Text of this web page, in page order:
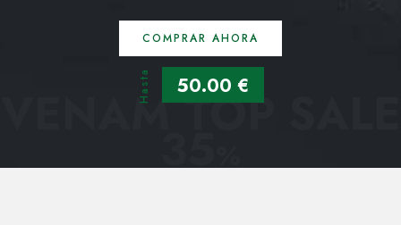
COMPRAR AHORA
Hasta 50.00 €
VENAM TOP SALE
35